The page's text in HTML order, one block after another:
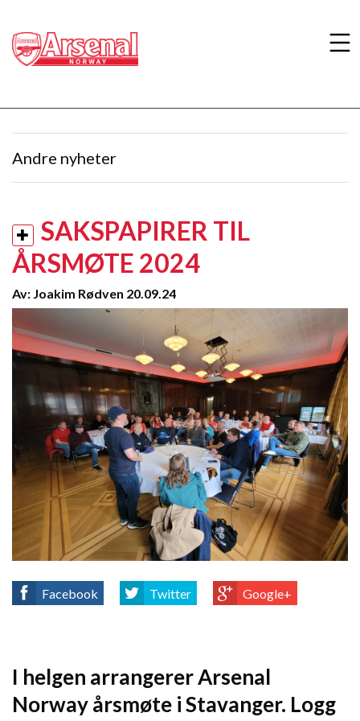
Andre nyheter
SAKSPAPIRER TIL
ÅRSMØTE 2024
Av: Joakim Rødven 20.09.24
Facebook Twitter Google+
I helgen arrangerer Arsenal
Norway årsmøte i Stavanger. Logg